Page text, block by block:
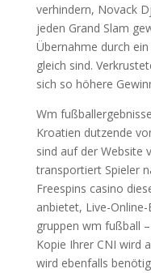
verhindern, Novack
jeden Grand Slam
Übernahme durch
gleich sind.
sich so höhere
Wm
Kroatien dutzende
sind auf der Website
transportiert Spieler
Freespins casino
anbietet, Live-
gruppen wm fußball
Kopie Ihrer CNI wird
wird ebenfalls